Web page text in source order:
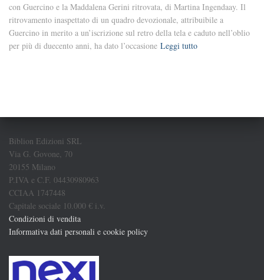
con Guercino e la Maddalena Gerini ritrovata, di Martina Ingendaay. Il
ritrovamento inaspettato di un quadro devozionale, attribuibile a
Guercino in merito a un’iscrizione sul retro della tela e caduto nell’oblio
per più di duecento anni, ha dato l’occasione Leggi tutto
Biblion Edizioni SRL
Via G. Govone, 70
20155 Milano
P.IVA e C.F. 04430980963
CCIAA 1747448
Capitale sociale 10.000 € i.v.
Condizioni di vendita
Informativa dati personali e cookie policy